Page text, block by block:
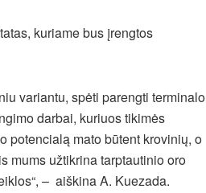
kuriame bus įrengtos
variantu, spėti parengti terminalo
darbai, kuriuos tikimės
potencialą mato būtent krovinių, o
mums užtikrina tarptautinio oro
– aiškina A. Kuezada.